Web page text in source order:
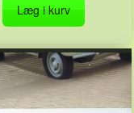
Læg i kurv